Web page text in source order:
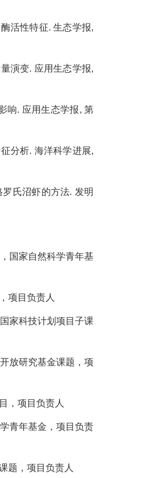
活性特征. 生态学报,
演变. 应用生态学报,
响. 应用生态学报, 第
分析. 海洋科学进展,
氏沼虾的方法. 发明
国家自然科学青年基
项目负责人
家科技计划项目子课
放研究基金课题，项
，项目负责人
青年基金，项目负责
题，项目负责人